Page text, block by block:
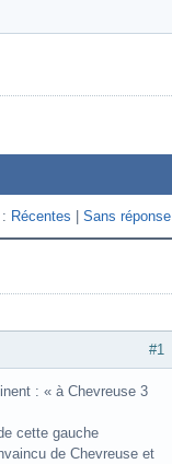
Récentes Sans réponse
#1
: « à Chevreuse 3
cette gauche
de Chevreuse et